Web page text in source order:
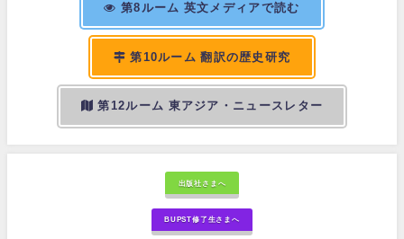
第8ルーム 英文メディアで読む
第10ルーム 翻訳の歴史研究
第12ルーム 東アジア・ニュースレター
出版社さまへ
BUPST修了生さまへ